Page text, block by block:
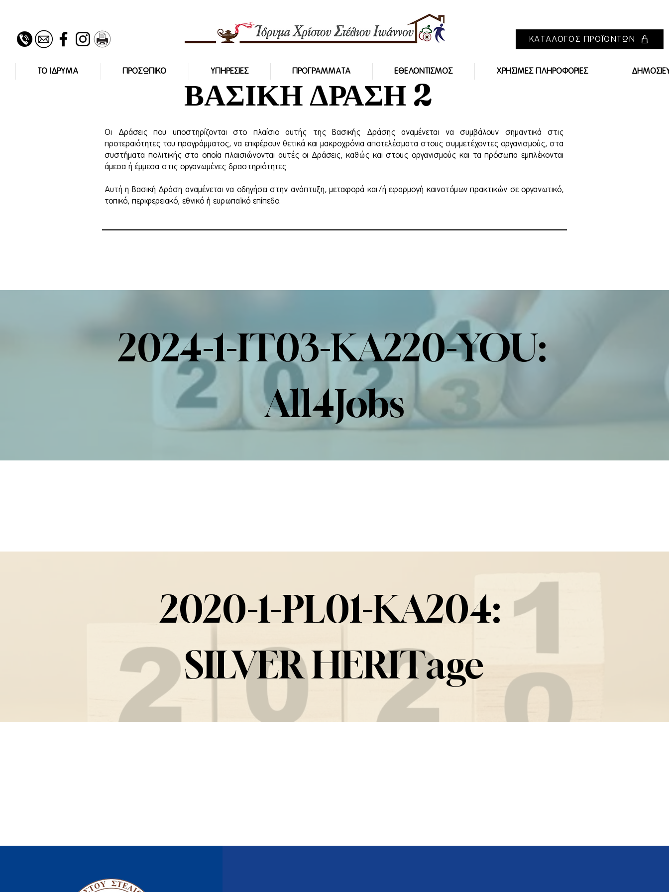
ΚΑΤΑΛΟΓΟΣ ΠΡΟΪΟΝΤΩΝ
ΤΟ ΙΔΡΥΜΑ ΠΡΟΣΩΠΙΚΟ ΥΠΗΡΕΣΙΕΣ ΠΡΟΓΡΑΜΜΑΤΑ ΕΘΕΛΟΝΤΙΣΜΟΣ ΧΡΗΣΙΜΕΣ ΠΛΗΡΟΦΟΡΙΕΣ
ΒΑΣΙΚΗ ΔΡΑΣΗ 2
Οι Δράσεις που υποστηρίζονται στο πλαίσιο αυτής της Βασικής Δράσης αναμένεται να συμβάλουν σημαντικά στις
προτεραιότητες του προγράμματος, να επιφέρουν θετικά και μακροχρόνια αποτελέσματα στους συμμετέχοντες οργανισμούς, στα
συστήματα πολιτικής στα οποία πλαισιώνονται αυτές οι Δράσεις, καθώς και στους οργανισμούς και τα πρόσωπα εμπλέκονται
άμεσα ή έμμεσα στις οργανωμένες δραστηριότητες.
Αυτή η Βασική Δράση αναμένεται να οδηγήσει στην ανάπτυξη, μεταφορά και/ή εφαρμογή καινοτόμων πρακτικών σε οργανωτικό,
τοπικό, περιφερειακό, εθνικό ή ευρωπαϊκό επίπεδο.
2024-1-IT03-KA220-YOU:
All4Jobs
2020-1-PL01-KA204:
SILVER HERITage